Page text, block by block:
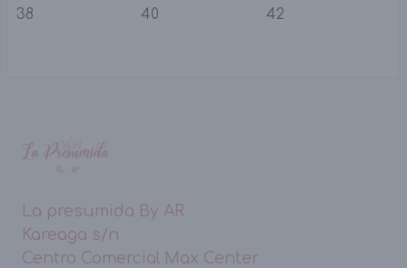
38
40 42
La presumida By AR
Kareaga s/n
Centro Comercial Max Center